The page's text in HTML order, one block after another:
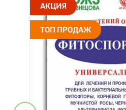
АКЦИЯ
ТОП ПРОДАЖ